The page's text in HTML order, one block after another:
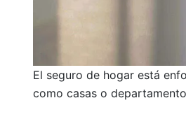
El seguro de hogar está
como casas o